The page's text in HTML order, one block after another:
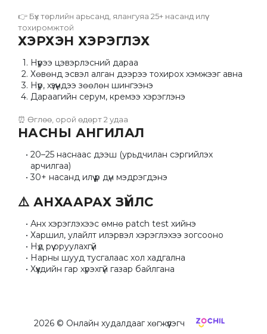
👉 Бүх төрлийн арьсанд, ялангуяа 25+ насанд илүү
тохиромжтой
ХЭРХЭН ХЭРЭГЛЭХ
Нүүрээ цэвэрлэсний дараа
Хөвөнд эсвэл алган дээрээ тохирох хэмжээг авна
Нүүр, хүзүүндээ зөөлөн шингээнэ
Дараагийн серум, кремээ хэрэглэнэ
⏰ Өглөө, орой өдөрт 2 удаа
НАСНЫ АНГИЛАЛ
20–25 наснаас дээш (урьдчилан сэргийлэх
арчилгаа)
30+ насанд илүү үр дүн мэдрэгдэнэ
⚠️ АНХААРАХ ЗҮЙЛС
Анх хэрэглэхээс өмнө patch test хийнэ
Харшил, улайлт илэрвэл хэрэглэхээ зогсооно
Нүд рүү оруулахгүй
Нарны шууд тусгалаас хол хадгална
Хүүхдийн гар хүрэхгүй газар байлгана
2026© Онлайн худалдааг хөгжүүлэгч